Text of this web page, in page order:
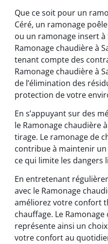
Que ce soit pour un
Céré, un ramonage
ou un ramonage insert à
Ramonage chaudière à
tenant compte des
Ramonage chaudière à
de l’élimination des
protection de votre
En s’appuyant sur des
le Ramonage chaudière
tirage. Le ramonage de
contribue à maintenir
ce qui limite les dangers
En entretenant
avec le Ramonage
améliorez votre confort
chauffage. Le
représente ainsi un
votre confort au